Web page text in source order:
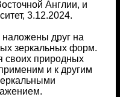
Англии, и
3.12.2024.
друг на
зеркальных форм.
своих природных
и к другим